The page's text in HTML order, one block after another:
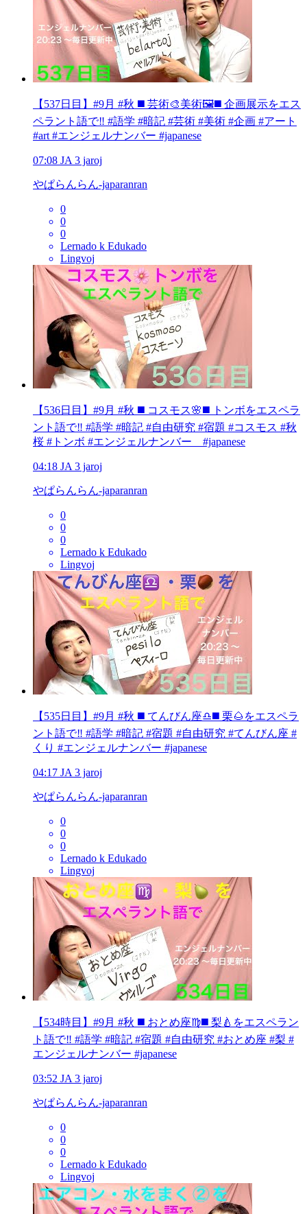
【537日目】#9月 #秋 ◼️ 芸術🎨美術🖼️◼️ 企画展示をエス
ペラント語で‼️ #語学 #暗記 #芸術 #美術 #企画 #アート
#art #エンジェルナンバー #japanese
07:08 JA 3 jaroj
やぱらんらん-japaranran
0
0
0
Lernado k Edukado
Lingvoj
【536日目】#9月 #秋 ◼️ コスモス🌸◼️ トンボをエスペラ
ント語で‼️ #語学 #暗記 #自由研究 #宿題 #コスモス #秋
桜 #トンボ #エンジェルナンバー #japanese
04:18 JA 3 jaroj
やぱらんらん-japaranran
0
0
0
Lernado k Edukado
Lingvoj
【535日目】#9月 #秋 ◼️ てんびん座♎️◼️ 栗🌰をエスペラ
ント語で‼️ #語学 #暗記 #宿題 #自由研究 #てんびん座 #
くり #エンジェルナンバー #japanese
04:17 JA 3 jaroj
やぱらんらん-japaranran
0
0
0
Lernado k Edukado
Lingvoj
【534時目】#9月 #秋 ◼️ おとめ座♍️◼️ 梨🍐をエスペラン
ト語で‼️ #語学 #暗記 #宿題 #自由研究 #おとめ座 #梨 #
エンジェルナンバー #japanese
03:52 JA 3 jaroj
やぱらんらん-japaranran
0
0
0
Lernado k Edukado
Lingvoj